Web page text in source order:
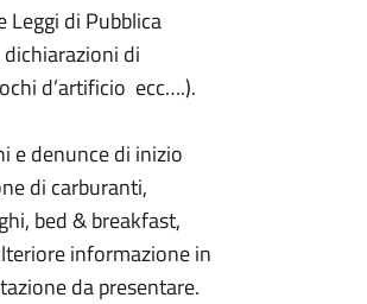
Leggi di Pubblica
di
d’artificio ecc….).
e denunce di inizio
di carburanti,
bed & breakfast,
informazione in
da presentare.